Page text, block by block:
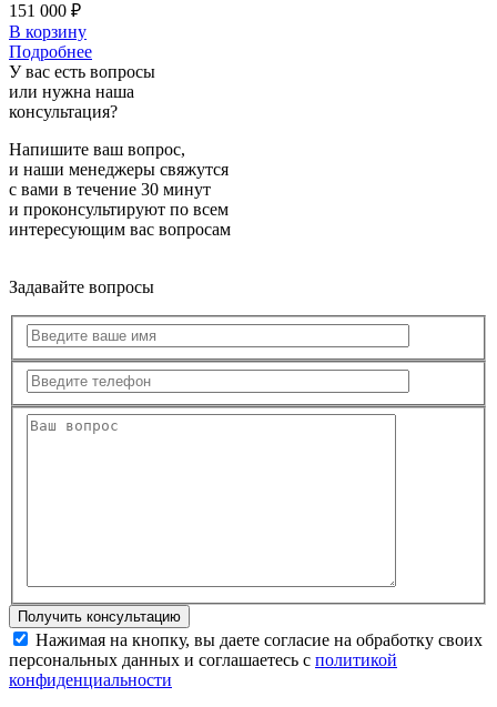
151 000 ₽
В корзину
Подробнее
У вас есть вопросы
или нужна наша
консультация?
Напишите ваш вопрос,
и наши менеджеры свяжутся
с вами в течение 30 минут
и проконсультируют по всем
интересующим вас вопросам
Задавайте вопросы
Нажимая на кнопку, вы даете согласие на обработку своих
персональных данных и соглашаетесь с политикой
конфиденциальности